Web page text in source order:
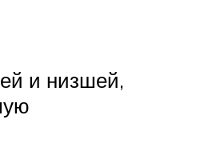
и низшей,